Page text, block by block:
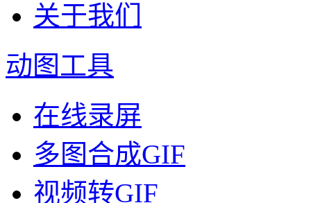
关于我们
动图工具
在线录屏
多图合成GIF
视频转GIF